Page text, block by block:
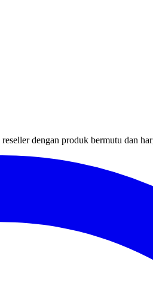
dengan produk bermutu dan